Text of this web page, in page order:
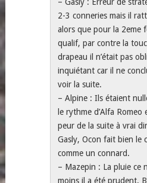
2-3 conneries mais il
alors que pour la 2eme
qualif, par contre la
drapeau il n’était pas
inquiétant car il ne
voir la suite.
– Alpine : Ils étaient
le rythme d’Alfa Romeo
peur de la suite à vrai
Gasly, Ocon fait bien le
comme un connard.
– Mazepin : La pluie ce
moins il a été prudent.